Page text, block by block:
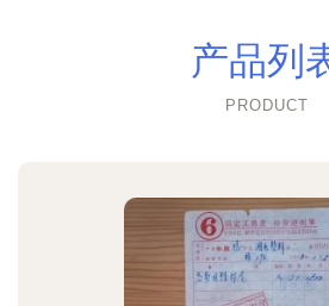
产品列
PRODUCT